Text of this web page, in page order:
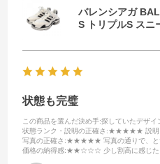
バレンシアガ
S トリプルS スニ
状態も完璧
この商品を選んだ決め手:探していたデザイ
状態ランク・説明の正確さ :★★★★★ 説明
写真の正確さ :★★★★★ 写真の通りで、と
価格の納得感:★★☆☆☆ 少し割高に感じた